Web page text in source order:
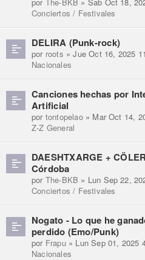
Conciertos / Festivales
DELIRA (Punk-rock)
por roots » Jue Oct 16, 2025
Nacionales
Canciones hechas por
Artificial
por tontopelao» Mar Oct 14,
Z-Z General
DAESHTXARGE +
Córdoba
por The-BKB » Lun Sep 22,
Conciertos / Festivales
Nogato - Lo que he
perdido (Emo/Punk)
por Frapu» Lun Sep 01, 2025
Nacionales